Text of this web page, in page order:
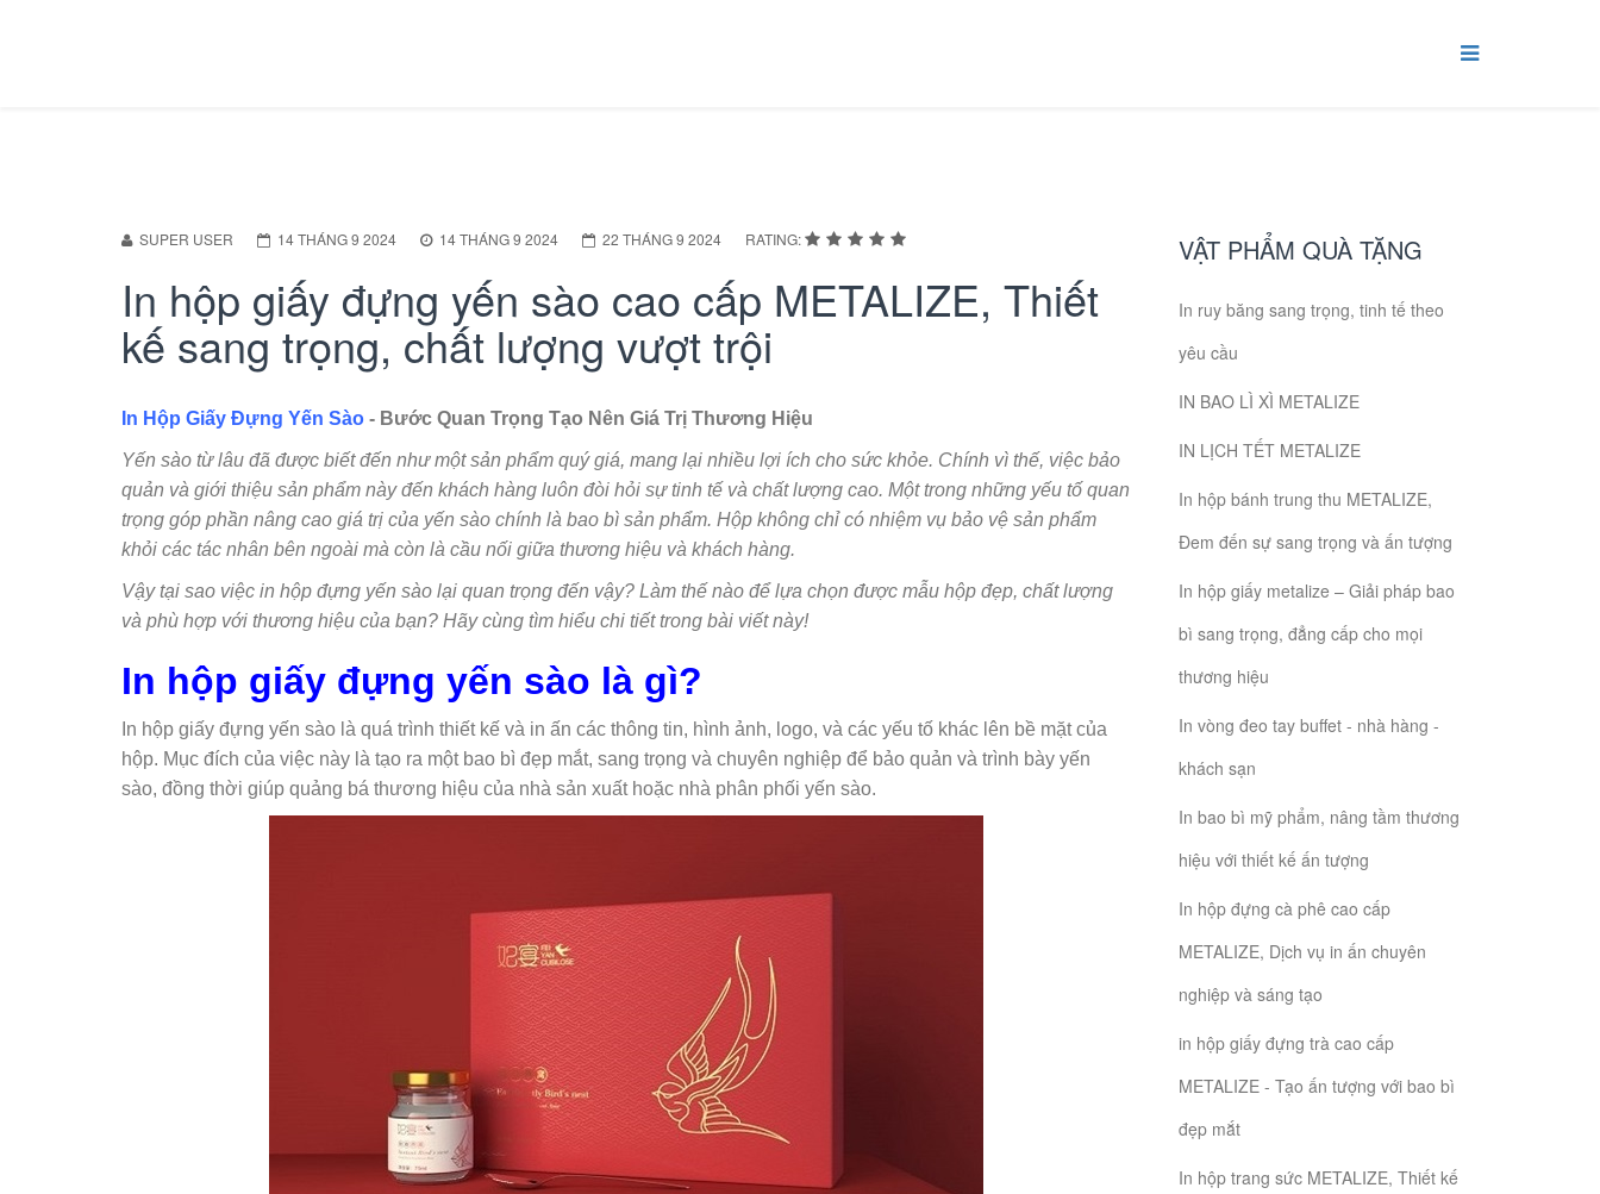
SUPER USER 14 THÁNG 9 2024 14 THÁNG 9 2024 22 THÁNG 9 2024 RATING:
In hộp giấy đựng yến sào cao cấp METALIZE, Thiết
kế sang trọng, chất lượng vượt trội
In Hộp Giấy Đựng Yến Sào - Bước Quan Trọng Tạo Nên Giá Trị Thương Hiệu
Yến sào từ lâu đã được biết đến như một sản phẩm quý giá, mang lại nhiều lợi ích cho sức khỏe. Chính vì thế, việc bảo
quản và giới thiệu sản phẩm này đến khách hàng luôn đòi hỏi sự tinh tế và chất lượng cao. Một trong những yếu tố quan
trọng góp phần nâng cao giá trị của yến sào chính là bao bì sản phẩm. Hộp không chỉ có nhiệm vụ bảo vệ sản phẩm
khỏi các tác nhân bên ngoài mà còn là cầu nối giữa thương hiệu và khách hàng.
Vậy tại sao việc in hộp đựng yến sào lại quan trọng đến vậy? Làm thế nào để lựa chọn được mẫu hộp đẹp, chất lượng
và phù hợp với thương hiệu của bạn? Hãy cùng tìm hiểu chi tiết trong bài viết này!
In hộp giấy đựng yến sào là gì?
In hộp giấy đựng yến sào là quá trình thiết kế và in ấn các thông tin, hình ảnh, logo, và các yếu tố khác lên bề mặt của
hộp. Mục đích của việc này là tạo ra một bao bì đẹp mắt, sang trọng và chuyên nghiệp để bảo quản và trình bày yến
sào, đồng thời giúp quảng bá thương hiệu của nhà sản xuất hoặc nhà phân phối yến sào.
VẬT PHẨM QUÀ TẶNG
In ruy băng sang trọng, tinh tế theo
yêu cầu
IN BAO LÌ XÌ METALIZE
IN LỊCH TẾT METALIZE
In hộp bánh trung thu METALIZE,
Đem đến sự sang trọng và ấn tượng
In hộp giấy metalize – Giải pháp bao
bì sang trọng, đẳng cấp cho mọi
thương hiệu
In vòng đeo tay buffet - nhà hàng -
khách sạn
In bao bì mỹ phẩm, nâng tầm thương
hiệu với thiết kế ấn tượng
In hộp đựng cà phê cao cấp
METALIZE, Dịch vụ in ấn chuyên
nghiệp và sáng tạo
in hộp giấy đựng trà cao cấp
METALIZE - Tạo ấn tượng với bao bì
đẹp mắt
In hộp trang sức METALIZE, Thiết kế